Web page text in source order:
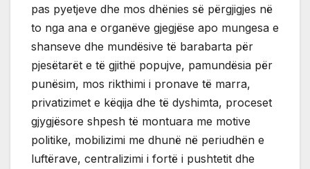
pas pyetjeve dhe mos dhënies së përgjigjes në
to nga ana e organëve gjegjëse apo mungesa e
shanseve dhe mundësive të barabarta për
pjesëtarët e të gjithë popujve, pamundësia për
punësim, mos rikthimi i pronave të marra,
privatizimet e këqija dhe të dyshimta, proceset
gjygjësore shpesh të montuara me motive
politike, mobilizimi me dhunë në periudhën e
luftërave, centralizimi i fortë i pushtetit dhe